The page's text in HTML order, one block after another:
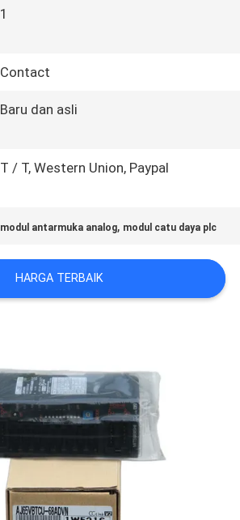
1
Contact
Baru dan asli
T / T, Western Union, Paypal
modul antarmuka analog, modul catu daya plc
HARGA TERBAIK